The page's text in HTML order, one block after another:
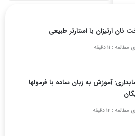
نان آرتیزان با استارتر طبیعی
: 11 دقیقه
آموزش به زبان ساده با فرمولها
: 14 دقیقه